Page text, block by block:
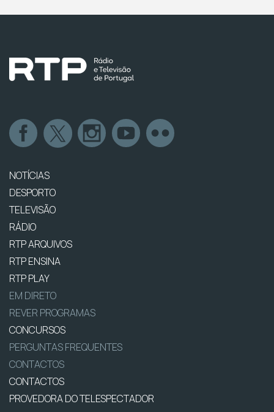
NOTÍCIAS
DESPORTO
TELEVISÃO
RÁDIO
RTP ARQUIVOS
RTP ENSINA
RTP PLAY
EM DIRETO
REVER PROGRAMAS
CONCURSOS
PERGUNTAS FREQUENTES
CONTACTOS
CONTACTOS
PROVEDORA DO TELESPECTADOR